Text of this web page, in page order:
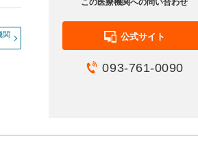
関
この医療機関への問い合わせ
公式サイト
093-761-0090